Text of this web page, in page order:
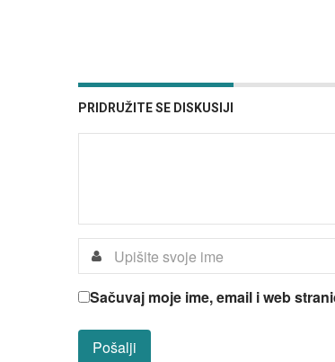
PRIDRUŽITE SE DISKUSIJI
Sačuvaj moje ime, email i web